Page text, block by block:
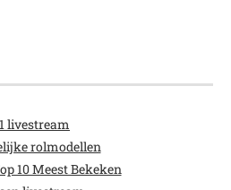
livestream
rolmodellen
10 Meest Bekeken